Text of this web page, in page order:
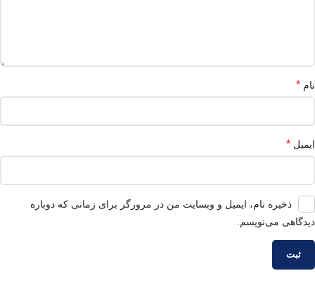
نام *
ایمیل *
ذخیره نام، ایمیل و وبسایت من در مرورگر برای زمانی که دوباره
دیدگاهی می‌نویسم.